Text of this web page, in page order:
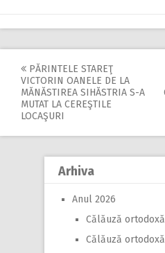
Post
navigation
PĂRINTELE STAREŢ
VICTORIN OANELE DE LA
MĂNĂSTIREA SIHĂSTRIA S-A
MUTAT LA CEREŞTILE
LOCAŞURI
Arhiva
Anul 2026
Călăuză
Călăuză